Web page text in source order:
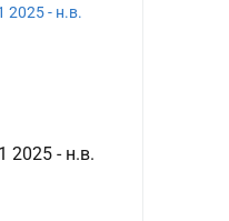
2025 - н.в.